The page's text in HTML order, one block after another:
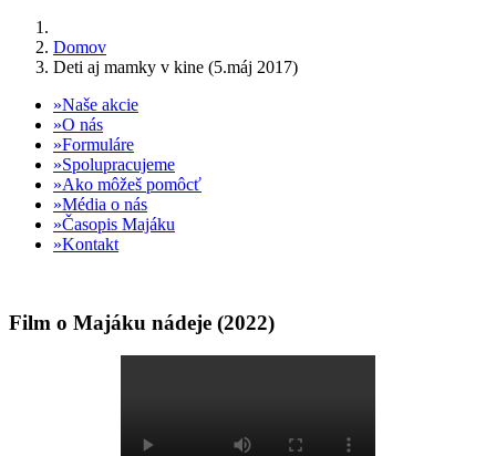
Domov
Deti aj mamky v kine (5.máj 2017)
Naše akcie
O nás
Formuláre
Spolupracujeme
Ako môžeš pomôcť
Média o nás
Časopis Majáku
Kontakt
Film o Majáku nádeje (2022)